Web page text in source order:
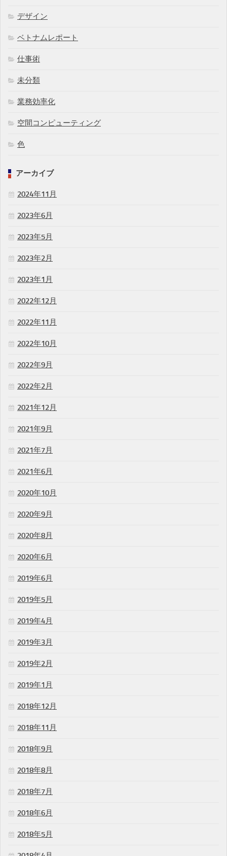
デザイン
ベトナムレポート
仕事術
未分類
業務効率化
空間コンピューティング
色
アーカイブ
2024年11月
2023年6月
2023年5月
2023年2月
2023年1月
2022年12月
2022年11月
2022年10月
2022年9月
2022年2月
2021年12月
2021年9月
2021年7月
2021年6月
2020年10月
2020年9月
2020年8月
2020年6月
2019年6月
2019年5月
2019年4月
2019年3月
2019年2月
2019年1月
2018年12月
2018年11月
2018年9月
2018年8月
2018年7月
2018年6月
2018年5月